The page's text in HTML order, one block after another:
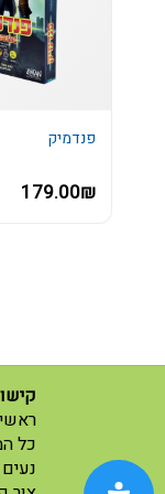
פנדמיק
179.00₪
ראשי
כל